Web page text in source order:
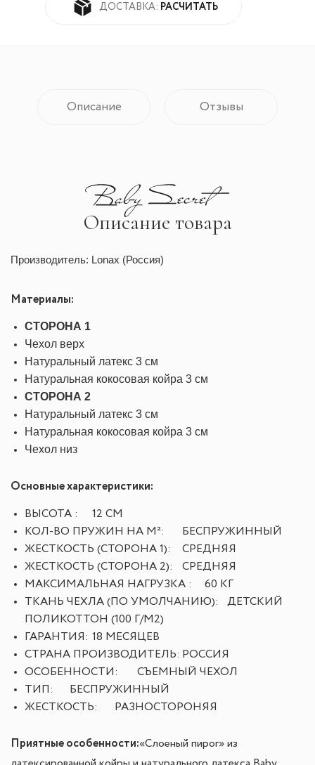
ДОСТАВКА: РАСЧИТАТЬ
Описание Отзывы
Описание товара
Производитель: Lonax (Россия)
Материалы:
СТОРОНА 1
Чехол верх
Натуральный латекс 3 см
Натуральная кокосовая койра 3 см
СТОРОНА 2
Натуральный латекс 3 см
Натуральная кокосовая койра 3 см
Чехол низ
Основные характеристики:
ВЫСОТА :
12 СМ
КОЛ-ВО ПРУЖИН НА М²:
БЕСПРУЖИННЫЙ
ЖЕСТКОСТЬ (СТОРОНА 1):
СРЕДНЯЯ
ЖЕСТКОСТЬ (СТОРОНА 2):
СРЕДНЯЯ
МАКСИМАЛЬНАЯ НАГРУЗКА :
60 КГ
ТКАНЬ ЧЕХЛА (ПО УМОЛЧАНИЮ):
ДЕТСКИЙ
ПОЛИКОТТОН (100 Г/М2)
ГАРАНТИЯ: 18 МЕСЯЦЕВ
СТРАНА ПРОИЗВОДИТЕЛЬ: РОССИЯ
ОСОБЕННОСТИ:
СЪЕМНЫЙ ЧЕХОЛ
ТИП:
БЕСПРУЖИННЫЙ
ЖЕСТКОСТЬ:
РАЗНОСТОРОНЯЯ
Приятные особенности:«Слоеный пирог» из